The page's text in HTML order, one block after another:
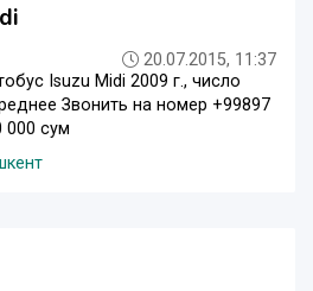
20.07.2015, 11:37
Isuzu Midi 2009 г., число
Звонить на номер +99897
000 сум